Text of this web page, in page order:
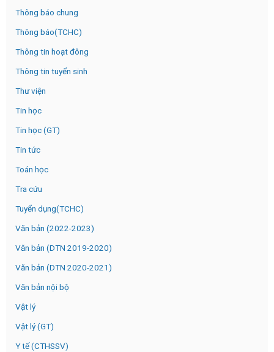
Thông báo chung
Thông báo(TCHC)
Thông tin hoạt đông
Thông tin tuyển sinh
Thư viện
Tin học
Tin học (GT)
Tin tức
Toán học
Tra cứu
Tuyển dụng(TCHC)
Văn bản (2022-2023)
Văn bản (DTN 2019-2020)
Văn bản (DTN 2020-2021)
Văn bản nội bộ
Vật lý
Vật lý (GT)
Y tế (CTHSSV)